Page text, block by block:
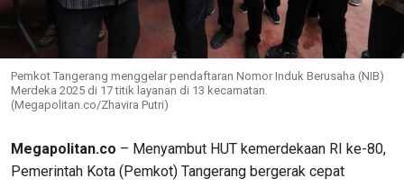
Pemkot Tangerang menggelar pendaftaran Nomor Induk Berusaha (NIB)
Merdeka 2025 di 17 titik layanan di 13 kecamatan.
(Megapolitan.co/Zhavira Putri)
Megapolitan.co – Menyambut HUT kemerdekaan RI ke-80,
Pemerintah Kota (Pemkot) Tangerang bergerak cepat